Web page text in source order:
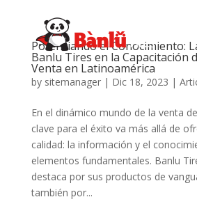
Potenciando el Conocimiento:
Banlu Tires en la Capacitación
Venta en Latinoamérica
by sitemanager| Dic 18, 2023 |
En el dinámico mundo de la venta
clave para el éxito va más allá de
calidad: la información y el
elementos fundamentales. Banlu
destaca por sus productos de
también por...